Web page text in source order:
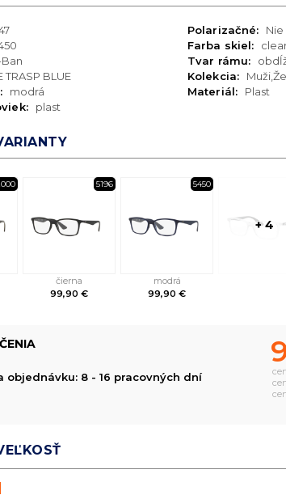
TRASP BLUE
modrá
plast
Polarizačné:
Nie
Farba skiel:
Tvar rámu:
Kolekcia:
Materiál:
Plast
5196
čierna
99,90 €
5450
modrá
99,90 €
+ 4
objednávku: 8 - 16 pracovných dní